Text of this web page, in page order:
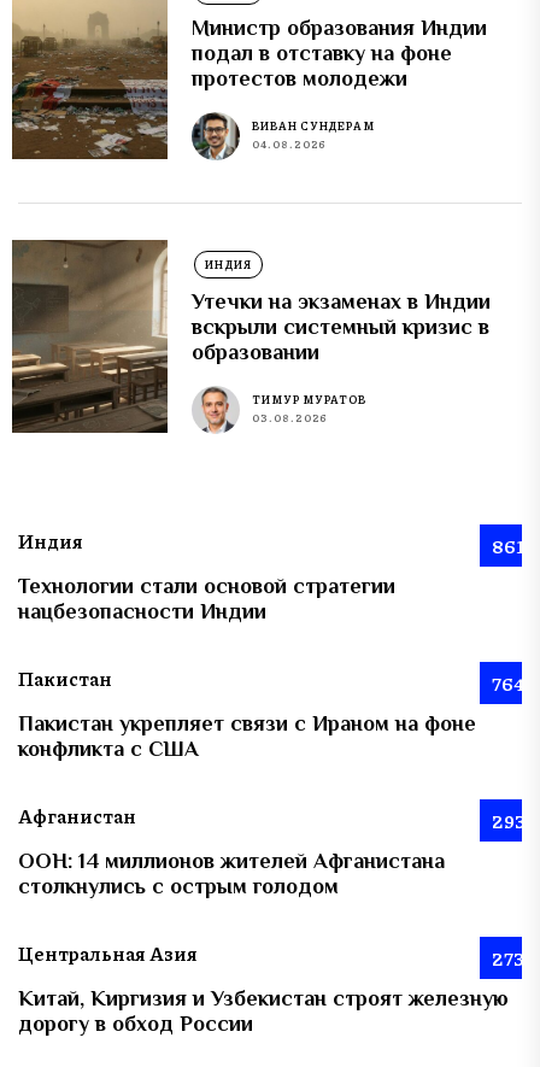
Министр образования Индии
подал в отставку на фоне
протестов молодежи
ВИВАН СУНДЕРАМ
04.08.2026
ИНДИЯ
Утечки на экзаменах в Индии
вскрыли системный кризис в
образовании
ТИМУР МУРАТОВ
03.08.2026
Индия 861
Технологии стали основой стратегии
нацбезопасности Индии
Пакистан 764
Пакистан укрепляет связи с Ираном на фоне
конфликта с США
Афганистан 293
ООН: 14 миллионов жителей Афганистана
столкнулись с острым голодом
Центральная Азия 273
Китай, Киргизия и Узбекистан строят железную
дорогу в обход России